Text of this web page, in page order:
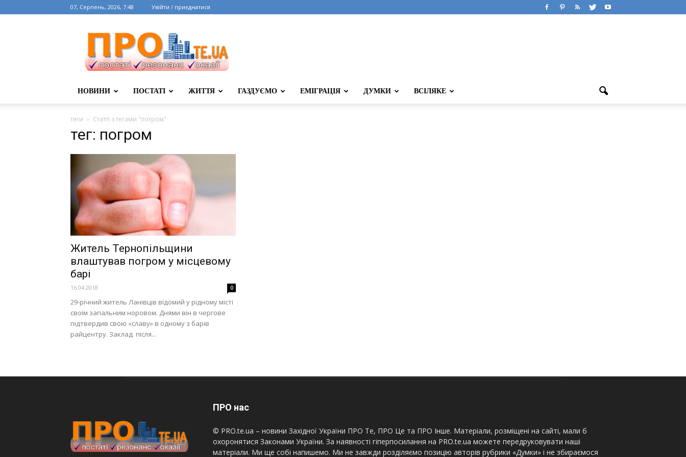
07, Серпень, 2026, 7:48 Увійти / приєднатися
НОВИНИ ПОСТАТІ ЖИТТЯ ГАЗДУЄМО ЕМІГРАЦІЯ ДУМКИ ВСІЛЯКЕ
теги Статті з тегами "погром"
тег: погром
Житель Тернопільщини
влаштував погром у місцевому
барі
16.04.2018 0
29-річний житель Ланівців відомий у рідному місті
своїм запальним норовом. Днями він в чергове
підтвердив свою «славу» в одному з барів
райцентру. Заклад після...
ПРО нас
© PRO.te.ua – новини Західної України ПРО Те, ПРО Це та ПРО Інше. Матеріали, розміщені на сайті, мали б
охоронятися Законами України. За наявності гіперпосилання на PRO.te.ua можете передруковувати наші
матеріали. Ми ще собі напишемо. Ми не завжди розділяємо позицію авторів рубрики «Думки» і не збираємося